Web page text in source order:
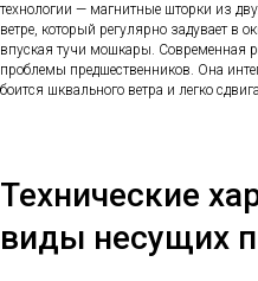
технологии — магнитные шторки из
ветре, который регулярно задувает в
впуская тучи мошкары. Современная
проблемы предшественников. Она
боится шквального ветра и легко
Технические
виды несущих